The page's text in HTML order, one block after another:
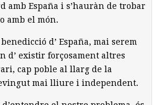
amb España i s’hauràn de trobar
amb el món.
d’ España, mai serem
d’ existir forçosament altres
cap poble al llarg de la
mai lliure i independent.